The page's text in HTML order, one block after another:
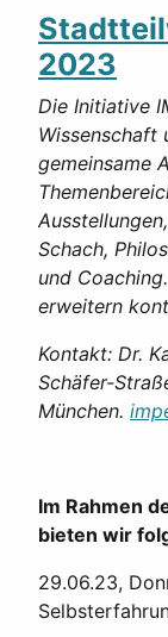
2023
Die Initiative
Wissenschaft
gemeinsame
Schach,
und
erweitern
Kontakt: Dr.
Schäfer-
München.
Im Rahmen
bieten wir
29.06.23,